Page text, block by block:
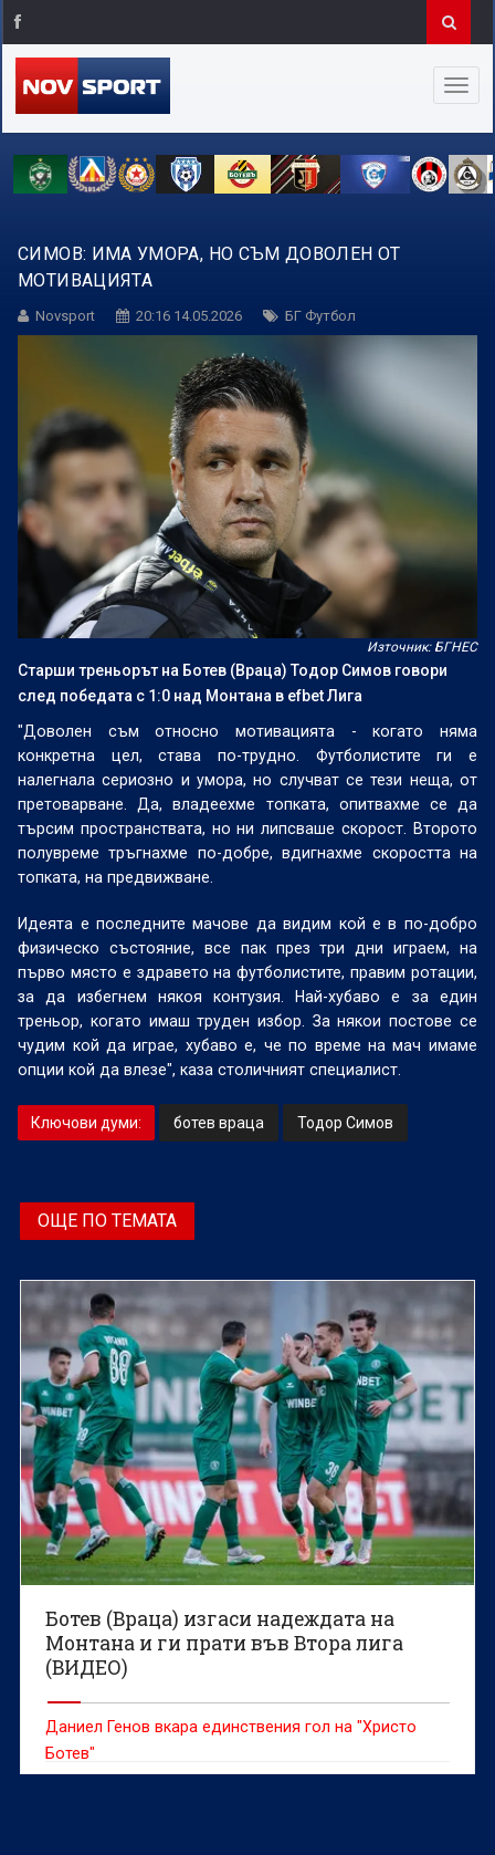
СИМОВ: ИМА УМОРА, НО СЪМ ДОВОЛЕН ОТ
МОТИВАЦИЯТА
Novsport 20:16 14.05.2026 БГ Футбол
Източник: БГНЕС
Старши треньорът на Ботев (Враца) Тодор Симов говори
след победата с 1:0 над Монтана в efbet Лига
"Доволен съм относно мотивацията - когато няма
конкретна цел, става по-трудно. Футболистите ги е
налегнала сериозно и умора, но случват се тези неща, от
претоварване. Да, владеехме топката, опитвахме се да
търсим пространствата, но ни липсваше скорост. Второто
полувреме тръгнахме по-добре, вдигнахме скоростта на
топката, на предвижване.
Идеята е последните мачове да видим кой е в по-добро
физическо състояние, все пак през три дни играем, на
първо място е здравето на футболистите, правим ротации,
за да избегнем някоя контузия. Най-хубаво е за един
треньор, когато имаш труден избор. За някои постове се
чудим кой да играе, хубаво е, че по време на мач имаме
опции кой да влезе", каза столичният специалист.
Ключови думи: ботев враца Тодор Симов
ОЩЕ ПО ТЕМАТА
Ботев (Враца) изгаси надеждата на
Монтана и ги прати във Втора лига
(ВИДЕО)
Даниел Генов вкара единствения гол на "Христо
Ботев"